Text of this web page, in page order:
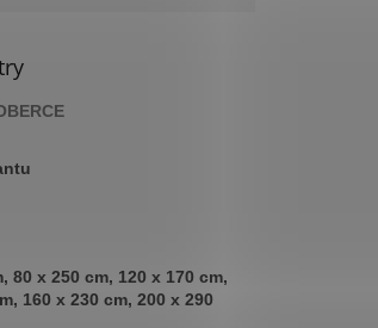
80 x 250 cm, 120 x 170 cm,
160 x 230 cm, 200 x 290